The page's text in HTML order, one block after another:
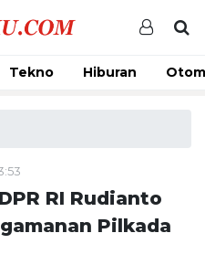
Tekno Hiburan
RI Rudianto
Pilkada